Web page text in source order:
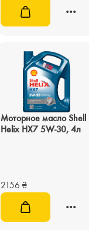
Моторное масло Shell
Helix HX7 5W-30, 4л
2156 ₴